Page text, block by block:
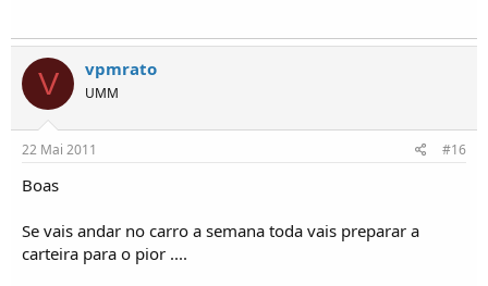
V vpmrato
UMM
22 Mai 2011 #16
Boas
Se vais andar no carro a semana toda vais preparar a
carteira para o pior ....